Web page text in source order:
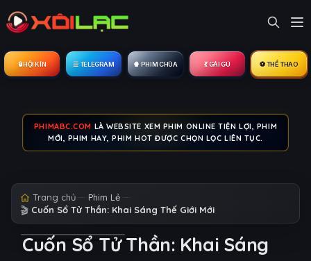
🔒︎ HỘI KÍN ☰ TELEGRAM 🍿 PHIM CHÙA 💃 GÁI GÚ ⚽ THỂ THAO
PHIMABC.COM LÀ WEBSITE XEM PHIM ONLINE TIỆN LỢI, PHIM
MỚI, PHIM HAY, PHIM HOT ĐƯỢC CHỌN LỌC LIÊN TỤC.
Trang chủ Phim Lẻ
🎬 Cuốn Sổ Tử Thần: Khai Sáng Thế Giới Mới
Cuốn Sổ Tử Thần: Khai Sáng